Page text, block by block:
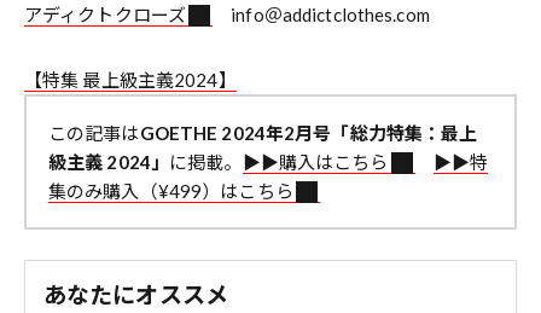
アディクトクローズ
info＠addictclothes.com
【特集 最上級主義2024】
この記事はGOETHE 2024年2月号「総力特集：最上
級主義 2024」
に掲載。 ▶︎▶︎購入はこちら
▶︎▶︎特
集のみ購入（¥499）はこちら
あなたにオススメ